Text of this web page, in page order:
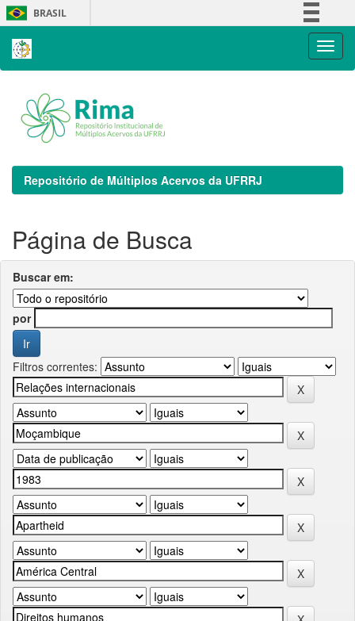
Skip
navigation
BRASIL
Repositório de Múltiplos Acervos da UFRRJ
Página de Busca
Buscar em:
por
Filtros correntes: